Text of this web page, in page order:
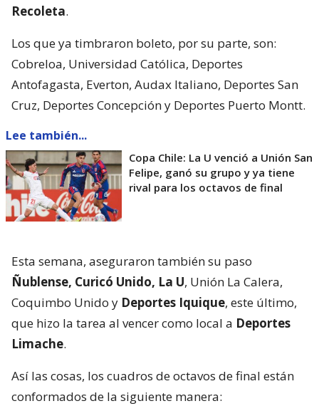
Recoleta.
Los que ya timbraron boleto, por su parte, son:
Cobreloa, Universidad Católica, Deportes
Antofagasta, Everton, Audax Italiano, Deportes San
Cruz, Deportes Concepción y Deportes Puerto Montt.
Lee también...
Copa Chile: La U venció a Unión San
Felipe, ganó su grupo y ya tiene
rival para los octavos de final
Esta semana, aseguraron también su paso
Ñublense, Curicó Unido, La U, Unión La Calera,
Coquimbo Unido y Deportes Iquique, este último,
que hizo la tarea al vencer como local a Deportes
Limache.
Así las cosas, los cuadros de octavos de final están
conformados de la siguiente manera: